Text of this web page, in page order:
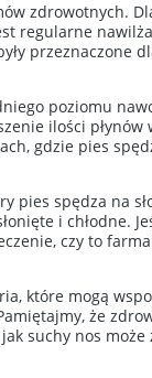
zdrowotnych.
regularne
przeznaczone
poziomu
ilości
gdzie pies
pies spędza na
i chłodne.
czy to
które mogą
że
suchy nos